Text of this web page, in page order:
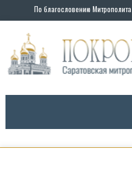
По благословению